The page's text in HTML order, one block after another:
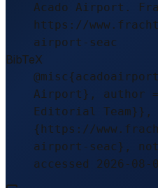
Acado Airport.
https://
airport-seac
BibTeX
Airport}, author
Editorial
{https://
airport-seac},
accessed 2026-